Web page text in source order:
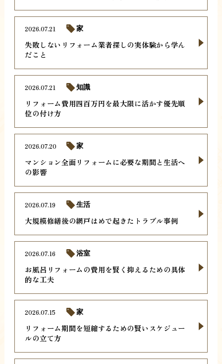
失敗しないリフォーム業者探しの実体験から学ん
だこと
2026.07.21 家
リフォーム費用四百万円を最大限に活かす優先順
位の付け方
2026.07.21 知識
マンション全面リフォームに必要な期間と生活へ
の影響
2026.07.20 家
大規模修繕後の網戸はめで起きたトラブル事例
2026.07.19 生活
お風呂リフォームの費用を賢く抑えるための具体
的な工夫
2026.07.16 浴室
リフォーム期間を短縮するための賢いスケジュー
ルの立て方
2026.07.15 家